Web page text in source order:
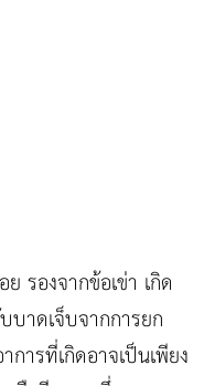
รองจากข้อเข่า เกิด
บาดเจ็บจากการยก
ารที่เกิดอาจเป็นเพียง